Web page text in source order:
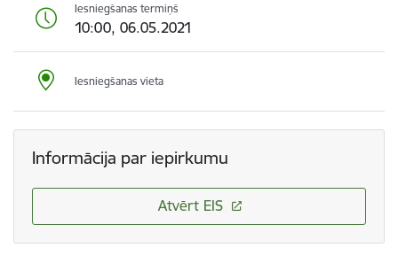
Iesniegšanas termiņš
10:00, 06.05.2021
Iesniegšanas vieta
Informācija par iepirkumu
Atvērt EIS